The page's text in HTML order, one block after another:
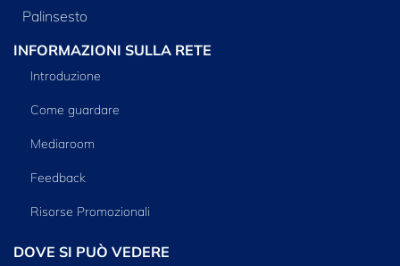
Palinsesto
INFORMAZIONI SULLA RETE
Introduzione
Come guardare
Mediaroom
Feedback
Risorse Promozionali
DOVE SI PUÒ VEDERE